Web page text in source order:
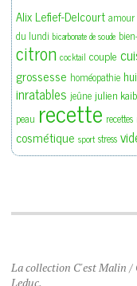
Alix Lefief-Delcourt amour
du lundi bicarbonate de soude
citron cocktail couple
grossesse homéopathie
inratables jeûne julien
peau recette recettes
cosmétique sport stress
La collection C'est Malin
Leduc.